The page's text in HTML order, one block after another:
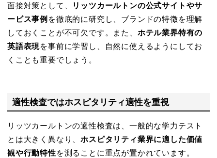
面接対策として、
リッツカールトンの公式サイトやサ
ービス事例 を徹底的に研究し、ブランドの特徴を理解
しておくことが不可欠です。また、 ホテル業界特有の
英語表現を事前に学習し、自然に使えるようにしてお
くことも重要でしょう。
適性検査ではホスピタリティ適性を重視
リッツカールトンの適性検査は、一般的な学力テスト
とは大きく異なり、ホスピタリティ業界に適した価値
観や行動特性を測ることに重点が置かれています。